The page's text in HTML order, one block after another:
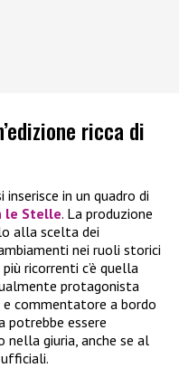
ricca di
inserisce in un quadro di
le Stelle. La produzione
alla scelta dei
nei ruoli storici
ricorrenti c’è quella
protagonista
commentatore a bordo
potrebbe essere
giuria, anche se al